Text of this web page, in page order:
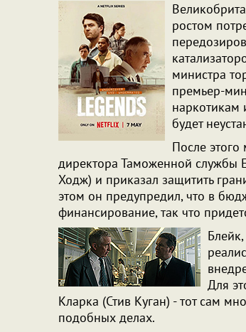
ростом
министра
премьер-
наркотикам
будет
После
директора Таможенной службы
Ходж) и приказал защитить
этом он предупредил, что в
финансирование, так что
Для
Кларка (Стив Куган) - тот сам
подобных делах.